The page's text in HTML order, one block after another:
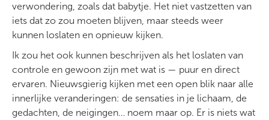
verwondering, zoals dat babytje. Het niet vastzetten van
iets dat zo zou moeten blijven, maar steeds weer
kunnen loslaten en opnieuw kijken.
Ik zou het ook kunnen beschrijven als het loslaten van
controle en gewoon zijn met wat is — puur en direct
ervaren. Nieuwsgierig kijken met een open blik naar alle
innerlijke veranderingen: de sensaties in je lichaam, de
gedachten, de neigingen… noem maar op. Er is niets wat